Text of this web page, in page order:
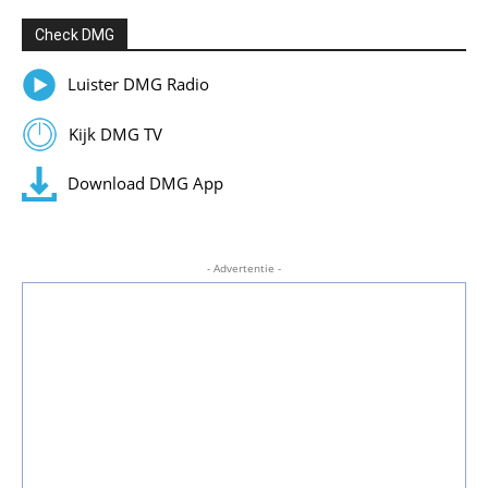
Check DMG
Luister DMG Radio
Kijk DMG TV
Download DMG App
- Advertentie -